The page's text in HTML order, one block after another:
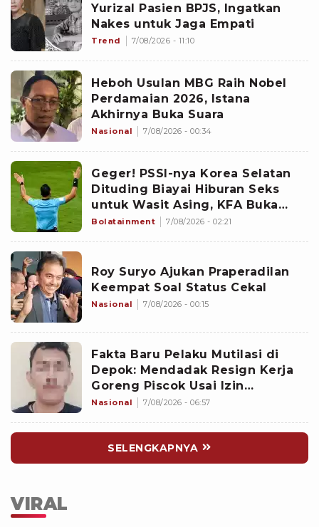
Yurizal Pasien BPJS, Ingatkan
Nakes untuk Jaga Empati
Trend 7/08/2026 - 11:10
Heboh Usulan MBG Raih Nobel
Perdamaian 2026, Istana
Akhirnya Buka Suara
Nasional 7/08/2026 - 00:34
Geger! PSSI-nya Korea Selatan
Dituding Biayai Hiburan Seks
untuk Wasit Asing, KFA Buka
Suara
Bolatainment 7/08/2026 - 02:21
Roy Suryo Ajukan Praperadilan
Keempat Soal Status Cekal
Nasional 7/08/2026 - 00:15
Fakta Baru Pelaku Mutilasi di
Depok: Mendadak Resign Kerja
Goreng Piscok Usai Izin
Interview di Mal
Nasional 7/08/2026 - 06:57
SELENGKAPNYA
VIRAL